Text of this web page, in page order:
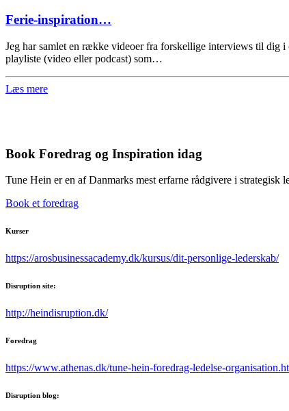
Ferie-inspiration…
Jeg har samlet en række videoer fra forskellige interviews til dig i
playliste (video eller podcast) som…
Læs mere
Book Foredrag og Inspiration idag
Tune Hein er en af Danmarks mest erfarne rådgivere i
Book et foredrag
Kurser
https://arosbusinessacademy.dk/kursus/dit-personlige-lederskab/
Disruption site:
http://heindisruption.dk/
Foredrag
https://www.athenas.dk/tune-hein-foredrag-ledelse-
Disruption blog: